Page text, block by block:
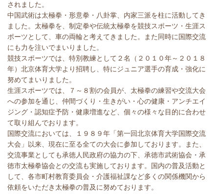
されました。
中国武術は太極拳・形意拳・八卦掌、内家三派を柱に活動してき
ました。太極拳を、制定拳や伝統太極拳を競技スポーツ・生涯ス
ポーツとして、車の両輪と考えてきました。また同時に国際交流
にも力を注いでまいりました。
競技スポーツでは、特別教練として２名（２０１０年～２０１８
年）北京体育大学より招聘し、特にジュニア選手の育成・強化に
努めてまいりました。
生涯スポーツでは、７～８割の会員が、太極拳の練習や交流大会
への参加を通じ、仲間づくり・生きがい・心の健康・アンチエイ
ジング・認知症予防・健康増進など、個々の様々な目的に合わせ
て取り組んでおります。
国際交流においては、１９８９年「第一回北京体育大学国際交流
大会」以来、現在に至る全ての大会に参加しております。また、
交流事業としても承徳人民政府の協力の下、承徳市武術協会・承
徳市太極拳協会との交流も実施しております。国内の普及活動と
して、各市町村教育委員会・介護福祉課など多くの関係機関から
依頼をいただき太極拳の普及に努めております。